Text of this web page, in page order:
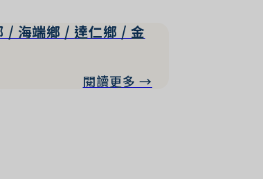
/ 海端鄉 / 達仁鄉 / 金
閱讀更多 →